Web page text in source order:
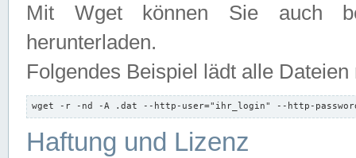
Mit Wget können Sie auch
herunterladen.
Folgendes Beispiel lädt alle
wget -r -nd -A .dat --http-user="ihr_login" --http-
Haftung und Lizenz